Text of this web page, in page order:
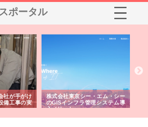
ポータル
社が手がけ
備工事の実
株式会社東京シー・エム・シー
のGISインフラ管理システム導
入メリット